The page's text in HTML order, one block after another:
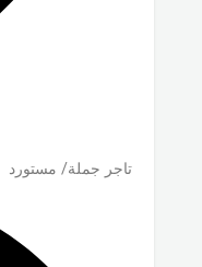
تاجر جملة/ مستورد